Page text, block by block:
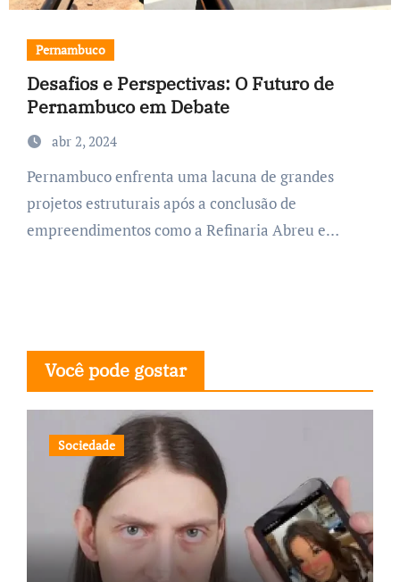
Pernambuco
Desafios e Perspectivas: O Futuro de
Pernambuco em Debate
abr 2, 2024
Pernambuco enfrenta uma lacuna de grandes
projetos estruturais após a conclusão de
empreendimentos como a Refinaria Abreu e…
Você pode gostar
Sociedade